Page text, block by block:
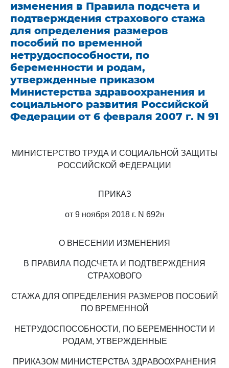
изменения в Правила подсчета и
подтверждения страхового стажа
для определения размеров
пособий по временной
нетрудоспособности, по
беременности и родам,
утвержденные приказом
Министерства здравоохранения и
социального развития Российской
Федерации от 6 февраля 2007 г. N 91
МИНИСТЕРСТВО ТРУДА И СОЦИАЛЬНОЙ ЗАЩИТЫ
РОССИЙСКОЙ ФЕДЕРАЦИИ
ПРИКАЗ
от 9 ноября 2018 г. N 692н
О ВНЕСЕНИИ ИЗМЕНЕНИЯ
В ПРАВИЛА ПОДСЧЕТА И ПОДТВЕРЖДЕНИЯ
СТРАХОВОГО
СТАЖА ДЛЯ ОПРЕДЕЛЕНИЯ РАЗМЕРОВ ПОСОБИЙ
ПО ВРЕМЕННОЙ
НЕТРУДОСПОСОБНОСТИ, ПО БЕРЕМЕННОСТИ И
РОДАМ, УТВЕРЖДЕННЫЕ
ПРИКАЗОМ МИНИСТЕРСТВА ЗДРАВООХРАНЕНИЯ